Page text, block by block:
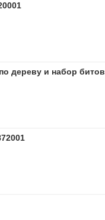
дереву и набор битов